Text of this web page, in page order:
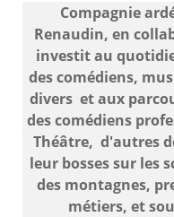
Compagnie
Renaudin, en
investit au
des comédiens,
divers et aux
des comédiens
Théâtre, d'autres
leur bosses sur les
des montagnes,
métiers, et